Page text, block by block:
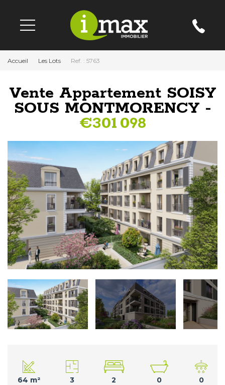
Accueil Les Lots Ref. : 5763
Vente Appartement SOISY
SOUS MONTMORENCY -
€301 098
64 m² 3 2 0 0